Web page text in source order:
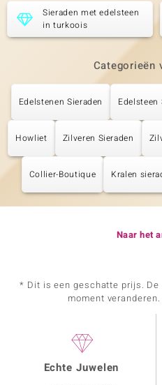
Sieraden met edelsteen
in turkoois
Categorieën
Edelstenen Sieraden Edelsteen
Howliet Zilveren Sieraden
Collier-Boutique Kralen
Naar het
* Dit is een geschatte prijs.
moment
Echte Juwelen